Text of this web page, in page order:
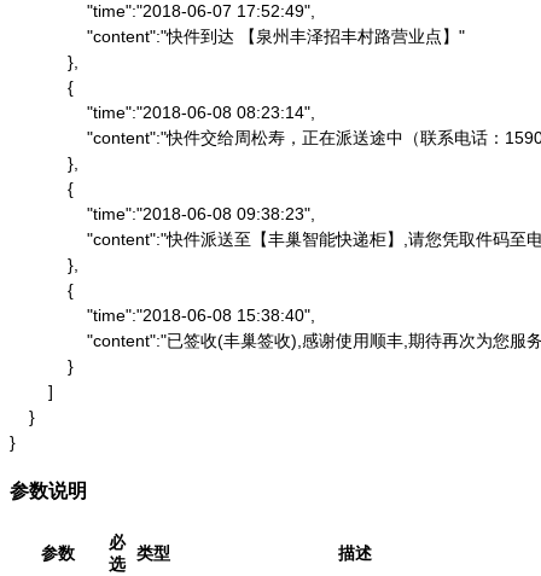
                "time":"2018-06-07 17:52:49",
                "content":"快件到达 【泉州丰泽招丰村路营业点】"
            },
            {
                "time":"2018-06-08 08:23:14",
"content":"快件交给周松寿，正在派送途中（联系电话：
            },
            {
                "time":"2018-06-08 09:38:23",
"content":"快件派送至【丰巢智能快递柜】,请您凭取件
            },
            {
                "time":"2018-06-08 15:38:40",
"content":"已签收(丰巢签收),感谢使用顺丰,期待再次为您服
            }
        ]
    }
}
参数说明
参数
必
选
类型
描述